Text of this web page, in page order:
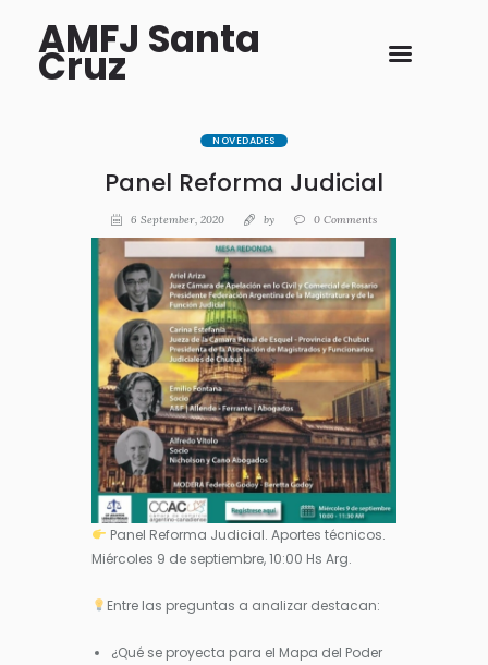
AMFJ Santa
Cruz
NOVEDADES
Panel Reforma Judicial
6 September, 2020 by 0Comments
Panel Reforma Judicial. Aportes técnicos.
Miércoles 9 de septiembre, 10:00 Hs Arg.
Entre las preguntas a analizar destacan:
¿Qué se proyecta para el Mapa del Poder